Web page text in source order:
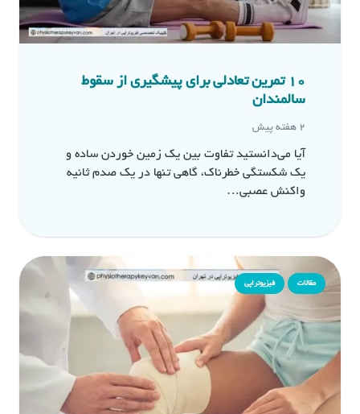
10 تمرین تعادلی برای پیشگیری از سقوط
سالمندان
2 هفته پیش
آیا می‌دانستید تفاوت بین یک زمین‌ خوردن ساده و
یک شکستگی خطرناک، گاهی تنها در یک صدم ثانیه
واکنش عصبی…
مقالات فیزیوتراپی